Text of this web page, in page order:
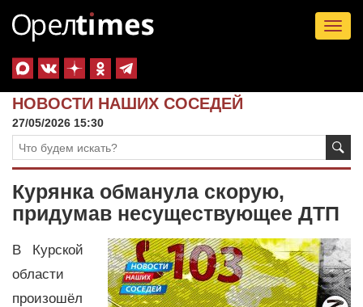
НОВОСТИ НАШИХ СОСЕДЕЙ
27/05/2026 15:30
Курянка обманула скорую,
придумав несуществующее ДТП
В Курской
области
произошёл